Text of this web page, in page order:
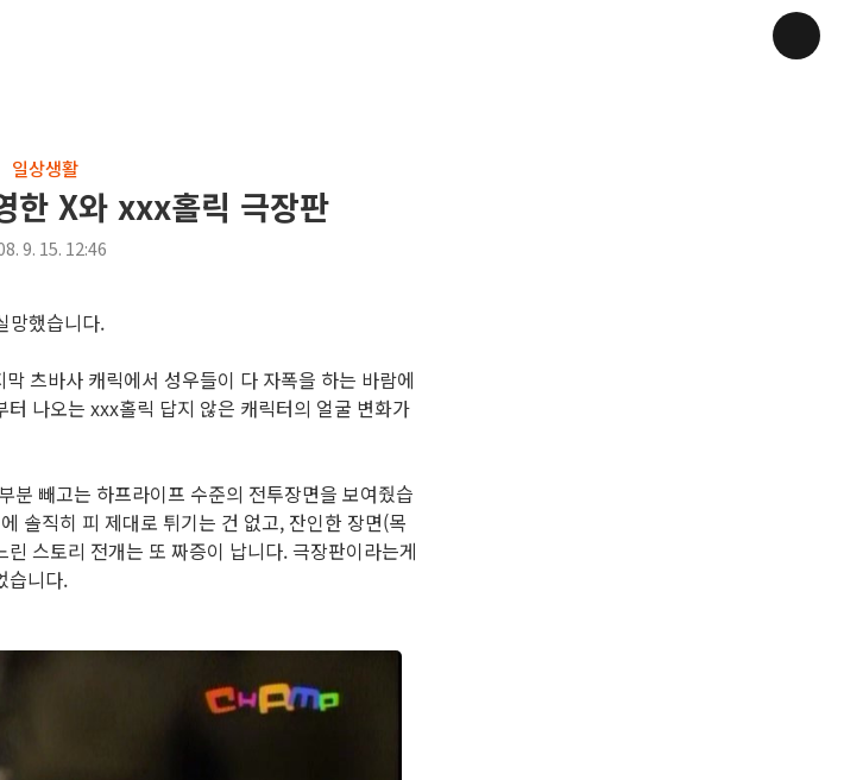
일상생활
한 X와 xxx홀릭 극장판
9. 15. 12:46
망했습니다.
츠바사 캐릭에서 성우들이 다 자폭을 하는 바람에
나오는 xxx홀릭 답지 않은 캐릭터의 얼굴 변화가
분 빼고는 하프라이프 수준의 전투장면을 보여줬습
솔직히 피 제대로 튀기는 건 없고, 잔인한 장면(목
스토리 전개는 또 짜증이 납니다. 극장판이라는게
습니다.